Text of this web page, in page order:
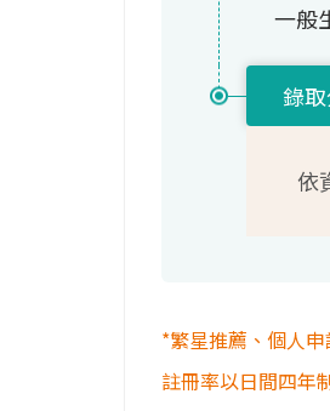
一般
錄
依
*繁星推薦、個人
註冊率以日間四年